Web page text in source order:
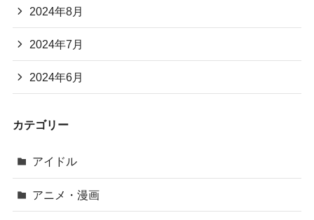
2024年8月
2024年7月
2024年6月
カテゴリー
アイドル
アニメ・漫画